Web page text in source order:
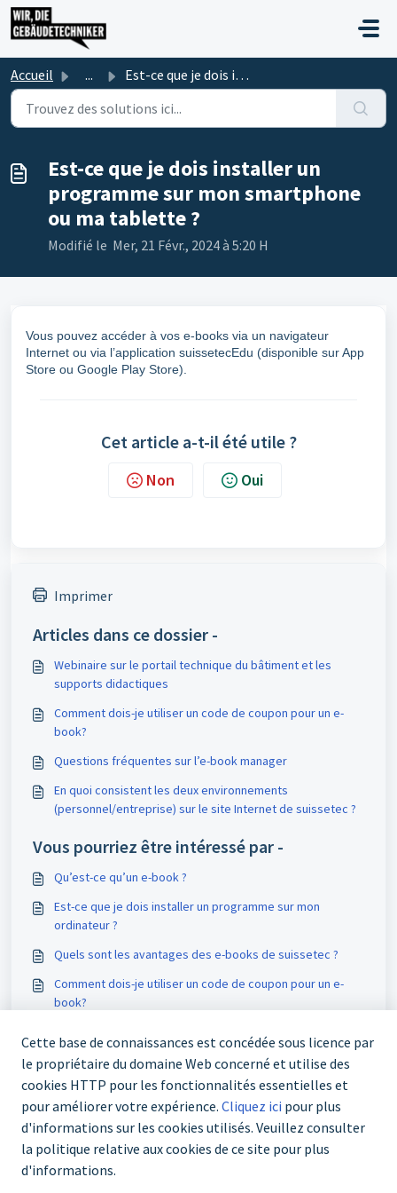
Passer au contenu principal
Accueil ... Est-ce que je dois installer un programme sur mon smartph...
Est-ce que je dois installer un
programme sur mon smartphone
ou ma tablette ?
Modifié le Mer, 21 Févr., 2024 à 5:20 H
Vous pouvez accéder à vos e-books via un navigateur
Internet ou via l’application suissetecEdu (disponible sur App
Store ou Google Play Store).
Cet article a-t-il été utile ?
Non Oui
Imprimer
Articles dans ce dossier -
Webinaire sur le portail technique du bâtiment et les
supports didactiques
Comment dois-je utiliser un code de coupon pour un e-
book?
Questions fréquentes sur l’e-book manager
En quoi consistent les deux environnements
(personnel/entreprise) sur le site Internet de suissetec ?
Vous pourriez être intéressé par -
Qu’est-ce qu’un e-book ?
Est-ce que je dois installer un programme sur mon
ordinateur ?
Quels sont les avantages des e-books de suissetec ?
Comment dois-je utiliser un code de coupon pour un e-
book?
Cette base de connaissances est concédée sous licence par
le propriétaire du domaine Web concerné et utilise des
cookies HTTP pour les fonctionnalités essentielles et
pour améliorer votre expérience. Cliquez ici pour plus
d'informations sur les cookies utilisés. Veuillez consulter
la politique relative aux cookies de ce site pour plus
d'informations.